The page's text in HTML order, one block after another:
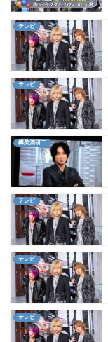
テレビ
テレビ
樽美酒研二
テレビ
テレビ
テレビ